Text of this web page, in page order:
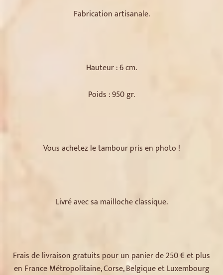
Fabrication artisanale.
Hauteur : 6 cm.
Poids : 950 gr.
Vous achetez le tambour pris en photo !
Livré avec sa mailloche classique.
Frais de livraison gratuits pour un panier de 250 € et plus
en France Métropolitaine, Corse, Belgique et Luxembourg